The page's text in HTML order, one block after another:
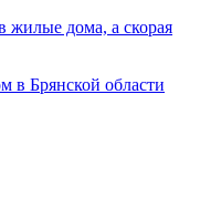
жилые дома, а скорая
в Брянской области